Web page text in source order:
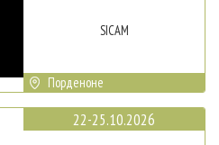
SICAM
Порденоне
22-25.10.2026